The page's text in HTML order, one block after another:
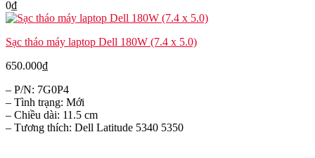
0₫
Sạc tháo máy laptop Dell 180W (7.4 x 5.0)
650.000₫
– P/N: 7G0P4
– Tình trạng: Mới
– Chiều dài: 11.5 cm
– Tương thích: Dell Latitude 5340 5350